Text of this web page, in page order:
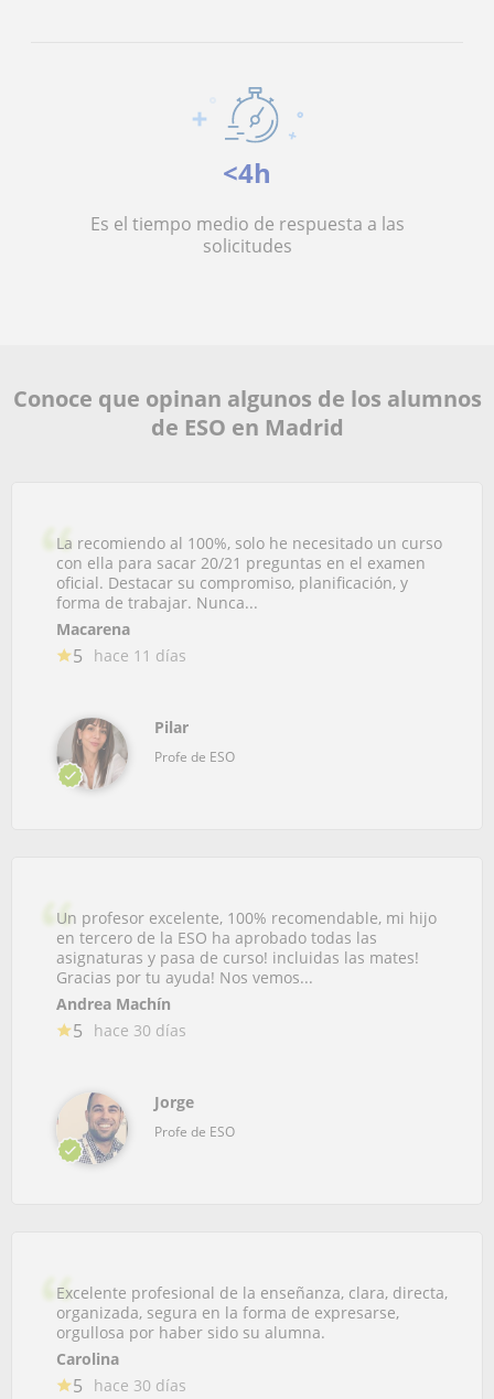
<4h
Es el tiempo medio de respuesta a las
solicitudes
Conoce que opinan algunos de los alumnos
de ESO en Madrid
La recomiendo al 100%, solo he necesitado un curso
con ella para sacar 20/21 preguntas en el examen
oficial. Destacar su compromiso, planificación, y
forma de trabajar. Nunca...
Macarena
5 hace 11 días
Pilar
Profe de ESO
Un profesor excelente, 100% recomendable, mi hijo
en tercero de la ESO ha aprobado todas las
asignaturas y pasa de curso! incluidas las mates!
Gracias por tu ayuda! Nos vemos...
Andrea Machín
5 hace 30 días
Jorge
Profe de ESO
Excelente profesional de la enseñanza, clara, directa,
organizada, segura en la forma de expresarse,
orgullosa por haber sido su alumna.
Carolina
5 hace 30 días